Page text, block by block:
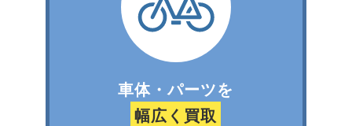
車体・パーツを
幅広く買取